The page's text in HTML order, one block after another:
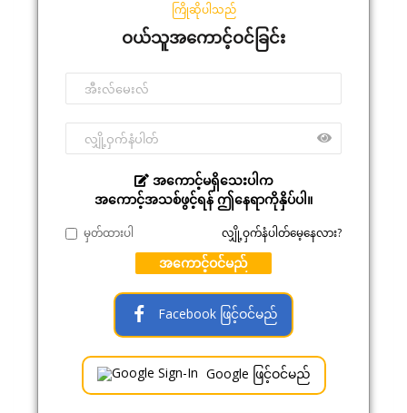
ကြိုဆိုပါသည်
ဝယ်သူအကောင့်ဝင်ခြင်း
အကောင့်မရှိသေးပါက
အကောင့်အသစ်ဖွင့်ရန် ဤနေရာကိုနှိပ်ပါ။
မှတ်ထားပါ လျှို့ဝှက်နံပါတ်မေ့နေလား?
အကောင့်ဝင်မည်
Facebook ဖြင့်ဝင်မည်
Google ဖြင့်ဝင်မည်